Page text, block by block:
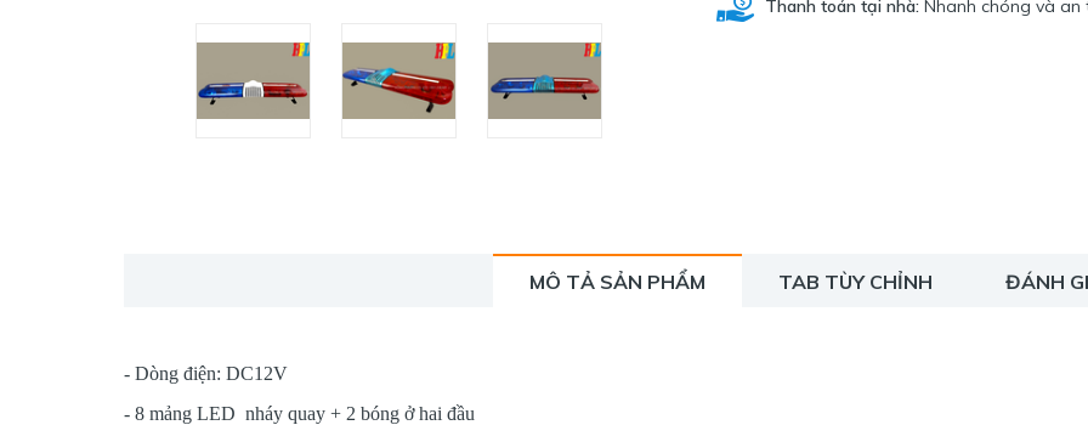
Thanh toán tại nhà: Nhanh chóng và an
MÔ TẢ SẢN PHẨM TAB TÙY CHỈNH ĐÁNH
- Dòng điện: DC12V
- 8 mảng LED nháy quay + 2 bóng ở hai đầu